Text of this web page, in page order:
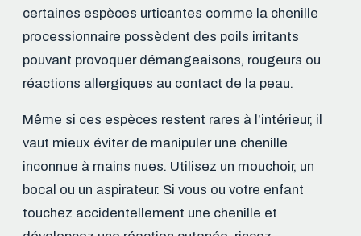
certaines espèces urticantes comme la chenille
processionnaire possèdent des poils irritants
pouvant provoquer démangeaisons, rougeurs ou
réactions allergiques au contact de la peau.
Même si ces espèces restent rares à l’intérieur, il
vaut mieux éviter de manipuler une chenille
inconnue à mains nues. Utilisez un mouchoir, un
bocal ou un aspirateur. Si vous ou votre enfant
touchez accidentellement une chenille et